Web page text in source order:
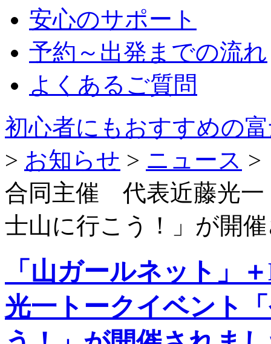
安心のサポート
予約～出発までの流れ
よくあるご質問
初心者にもおすすめの
> お知らせ > ニュース >
合同主催 代表近藤光一
士山に行こう！」が開
「山ガールネット」
光一トークイベント